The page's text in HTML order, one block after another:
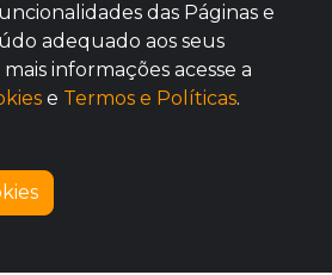
das Páginas e
adequado aos seus
informações acesse a
e Termos e Políticas.